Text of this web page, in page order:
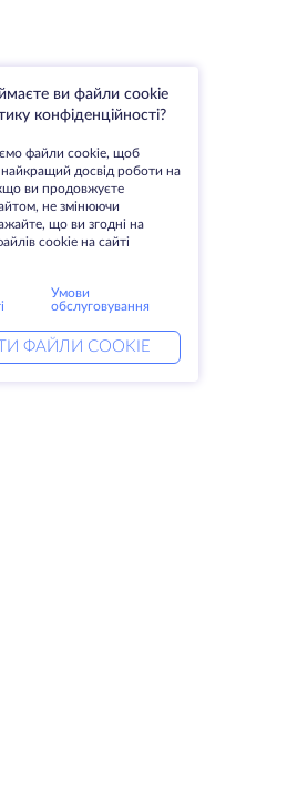
ви файли cookie
конфіденційності?
файли cookie, щоб
найкращий досвід роботи на
ви продовжуєте
не змінюючи
що ви згодні на
cookie на сайті
Умови
обслуговування
ФАЙЛИ COOKIE